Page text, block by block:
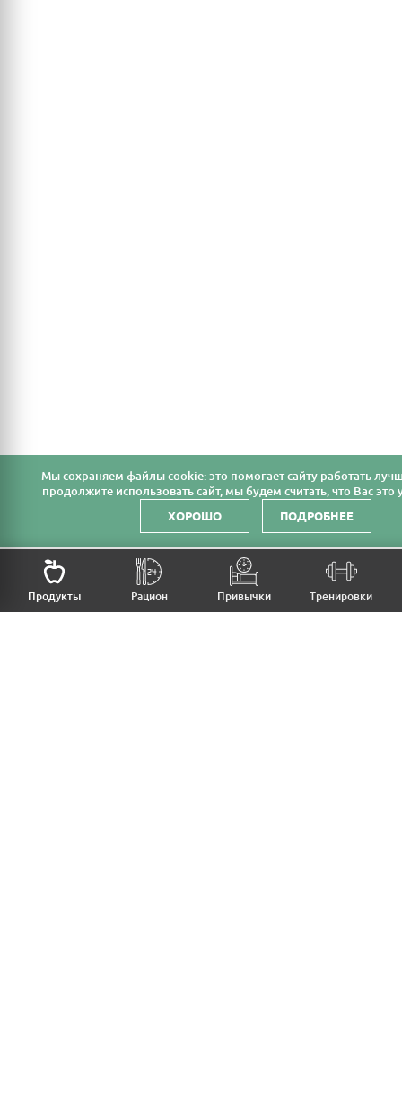
Продукты Рацион Привычки Тренировки
Мы cохраняем файлы cookie: это помогает сайту работать
продолжите использовать сайт, мы будем считать, что Вас это
ХОРОШО ПОДРОБНЕЕ